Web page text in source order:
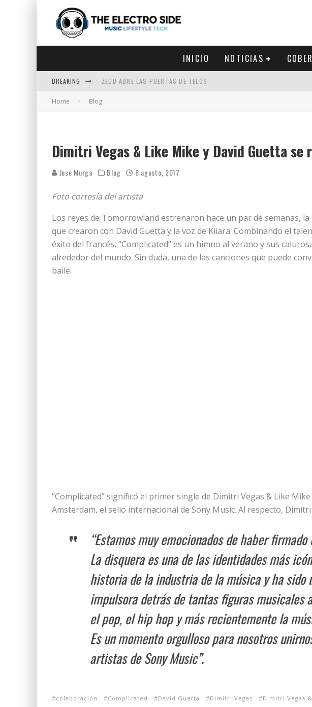
INICIO NOTICIAS
BREAKING ZEDD ABRE LAS PUERTAS DE TELOS
ZEDD IN THE PARK VUELVE A LA
Home Blog
Dimitri Vegas & Like Mike y David Guetta se
Jose Murga Blog 8 agosto, 2017
Foto cortesía del artista
Los reyes de Tomorrowland estrenaron hace un par de semanas,
que crearon con David Guetta y la voz de Kiiara. Combinando el
éxito del francés, “Complicated” es un himno al verano y sus
alrededor del mundo. Sin duda, una de las canciones que puede
baile.
“Complicated” significó el primer single de Dimitri Vegas & Like
Amsterdam, el sello internacional de Sony Music. Al respecto,
“Estamos muy emocionados de haber
La disquera es una de las identidades más
historia de la industria de la música y ha sido
impulsora detrás de tantas figuras musicales
el pop, el hip hop y más recientemente la
Es un momento orgulloso para nosotros
artistas de Sony Music”.
colaboración Complicated David Guetta Dimitri Vegas Dimitri Vegas